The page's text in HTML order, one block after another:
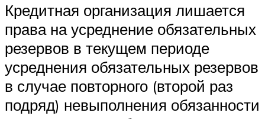
Кредитная организация лишается
права на усреднение обязательных
резервов в текущем периоде
усреднения обязательных резервов
в случае повторного (второй раз
подряд) невыполнения обязанности